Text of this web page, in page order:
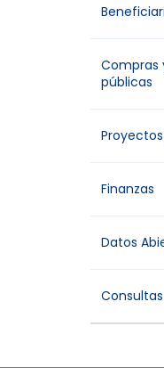
Compras
públicas
Finanzas
Datos